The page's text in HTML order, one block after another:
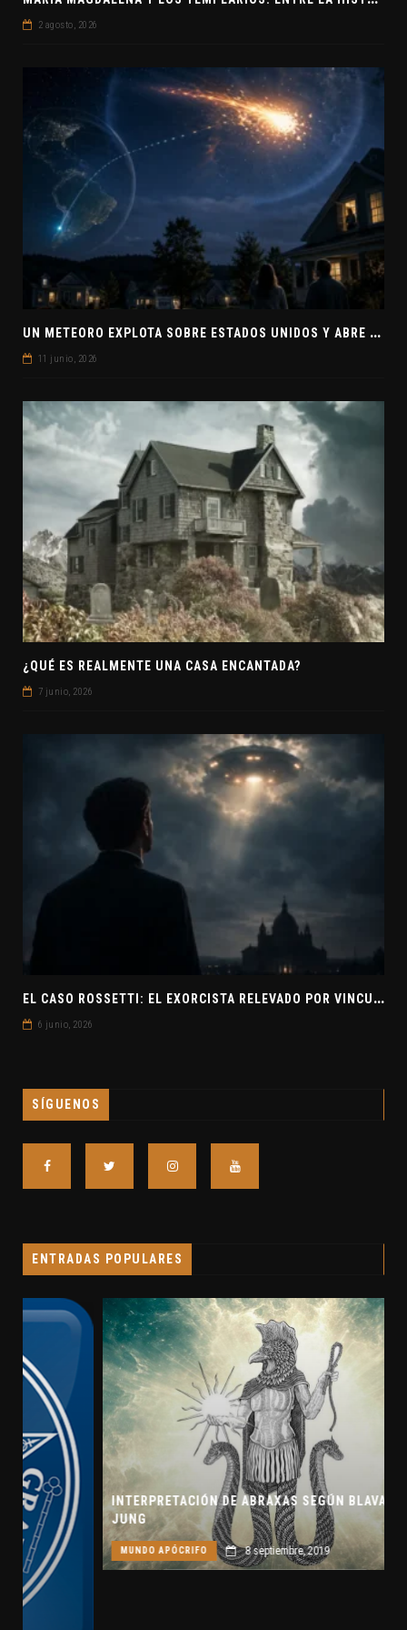
2 agosto, 2026
U
N METEORO EXPLOTA SOBRE ESTADOS UNIDOS Y ABRE LA PISTA DE POLAR-IM, UN POSIBLE VISITANTE INTERESTELAR
11 junio, 2026
¿QUÉ ES REALMENTE UNA CASA ENCANTADA?
7 junio, 2026
E
L CASO ROSSETTI: EL EXORCISTA RELEVADO POR VINCULAR OVNIS Y DEMONIOS
6 junio, 2026
SÍGUENOS
ENTRADAS POPULARES
INTERPRETACIÓN DE ABRAXAS SEGÚN BLAVATSKY Y
JUNG
MUNDO APÓCRIFO 8 septiembre, 2019